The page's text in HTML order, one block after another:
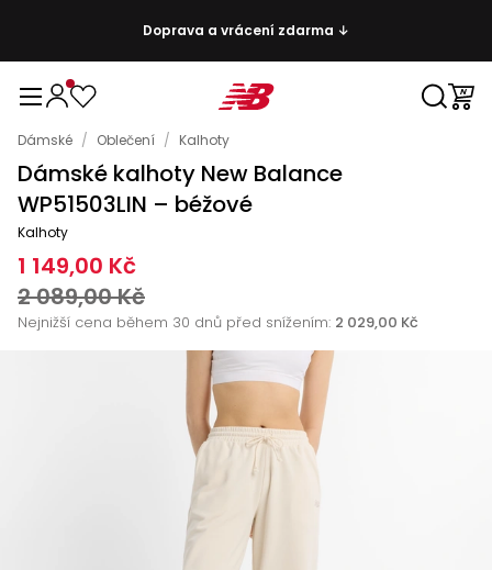
Doprava a vrácení zdarma ↓
Dámské / Oblečení / Kalhoty
Dámské kalhoty New Balance
WP51503LIN – béžové
Kalhoty
1 149,00 Kč
2 089,00 Kč
Nejnižší cena během 30 dnů před snížením: 2 029,00 Kč